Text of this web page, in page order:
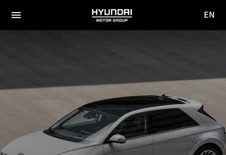
전체
HYUNDAI
MOTOR
EN